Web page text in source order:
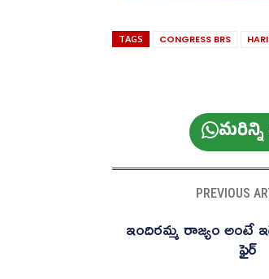
TAGS CONGRESS BRS
PREVIOUS
ఇందిరమ్మ రాజ్యం అంటే
ఫైర్